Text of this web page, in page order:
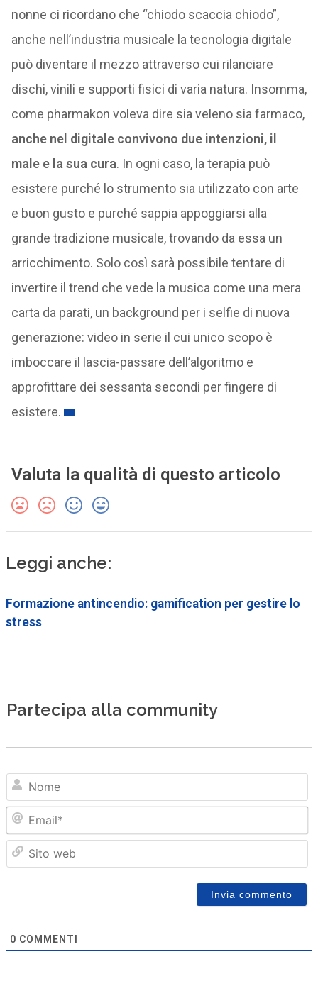
nonne ci ricordano che “chiodo scaccia chiodo”,
anche nell’industria musicale la tecnologia digitale
può diventare il mezzo attraverso cui rilanciare
dischi, vinili e supporti fisici di varia natura. Insomma,
come pharmakon voleva dire sia veleno sia farmaco,
anche nel digitale convivono due intenzioni, il
male e la sua cura. In ogni caso, la terapia può
esistere purché lo strumento sia utilizzato con arte
e buon gusto e purché sappia appoggiarsi alla
grande tradizione musicale, trovando da essa un
arricchimento. Solo così sarà possibile tentare di
invertire il trend che vede la musica come una mera
carta da parati, un background per i selfie di nuova
generazione: video in serie il cui unico scopo è
imboccare il lascia-passare dell’algoritmo e
approfittare dei sessanta secondi per fingere di
esistere.
Valuta la qualità di questo articolo
Leggi anche:
Formazione antincendio: gamification per gestire lo
stress
Partecipa alla community
0 COMMENTI